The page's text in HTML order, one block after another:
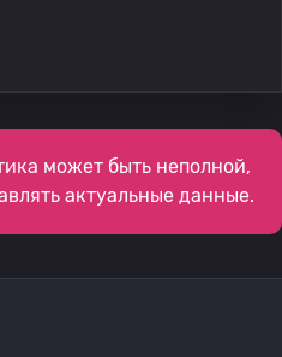
может быть неполной,
актуальные данные.